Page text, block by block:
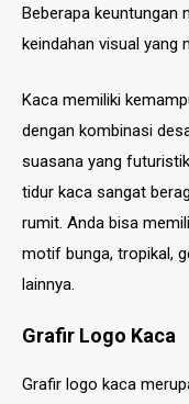
Beberapa keuntungan
keindahan visual yang
Kaca memiliki
dengan kombinasi
suasana yang
tidur kaca sangat
rumit. Anda bisa
motif bunga, tropikal,
lainnya.
Grafir Logo Kaca
Grafir logo kaca